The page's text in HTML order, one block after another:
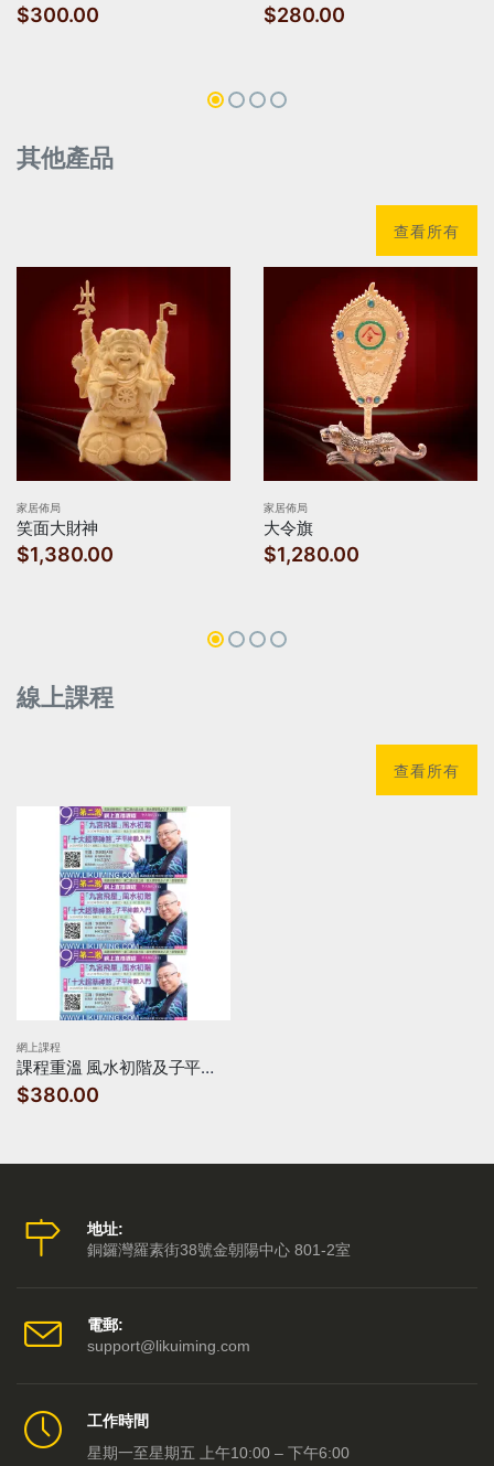
$300.00 $280.00
其他產品
查看所有
家居佈局
笑面大財神
$1,380.00
家居佈局
大令旗
$1,280.00
線上課程
查看所有
網上課程
課程重溫 風水初階及子平神數入門（線上重溫課程）
$380.00
地址:
銅鑼灣羅素街38號金朝陽中心 801-2室
電郵:
support@likuiming.com
工作時間
星期一至星期五 上午10:00 – 下午6:00